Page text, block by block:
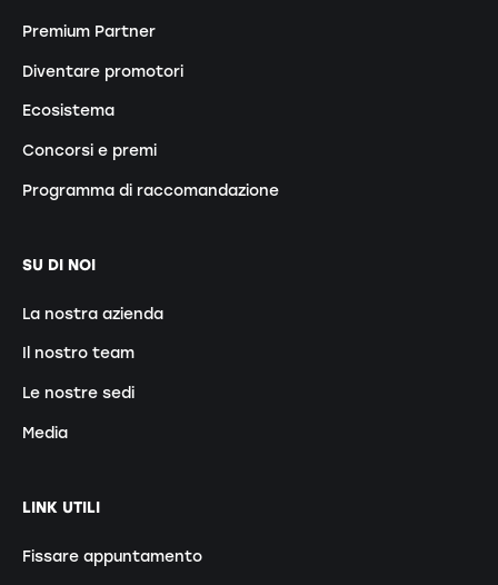
Premium Partner
Diventare promotori
Ecosistema
Concorsi e premi
Programma di raccomandazione
SU DI NOI
La nostra azienda
Il nostro team
Le nostre sedi
Media
LINK UTILI
Fissare appuntamento